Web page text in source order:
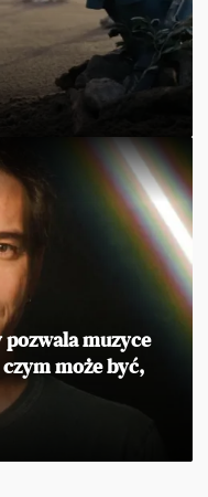
pozwala muzyce
może być,